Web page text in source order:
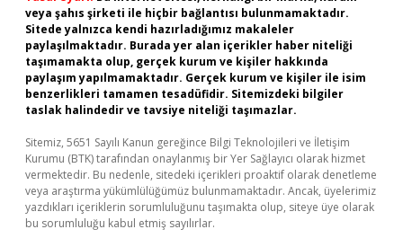
veya şahıs şirketi ile hiçbir bağlantısı bulunmamaktadır.
Sitede yalnızca kendi hazırladığımız makaleler
paylaşılmaktadır. Burada yer alan içerikler haber niteliği
taşımamakta olup, gerçek kurum ve kişiler hakkında
paylaşım yapılmamaktadır. Gerçek kurum ve kişiler ile isim
benzerlikleri tamamen tesadüfidir. Sitemizdeki bilgiler
taslak halindedir ve tavsiye niteliği taşımazlar.
Sitemiz, 5651 Sayılı Kanun gereğince Bilgi Teknolojileri ve İletişim
Kurumu (BTK) tarafından onaylanmış bir Yer Sağlayıcı olarak hizmet
vermektedir. Bu nedenle, sitedeki içerikleri proaktif olarak denetleme
veya araştırma yükümlülüğümüz bulunmamaktadır. Ancak, üyelerimiz
yazdıkları içeriklerin sorumluluğunu taşımakta olup, siteye üye olarak
bu sorumluluğu kabul etmiş sayılırlar.